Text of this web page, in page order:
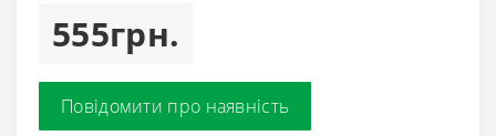
555грн.
Повідомити про наявність